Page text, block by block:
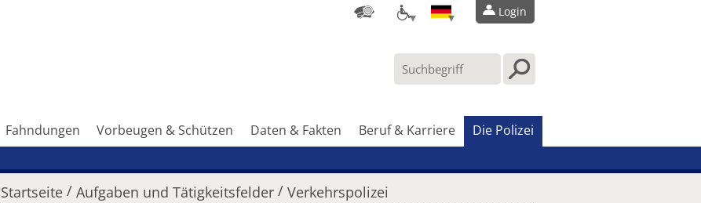
Login
Fahndungen Vorbeugen & Schützen Daten & Fakten Beruf & Karriere Die Polizei
Startseite / Aufgaben und Tätigkeitsfelder / Verkehrspolizei